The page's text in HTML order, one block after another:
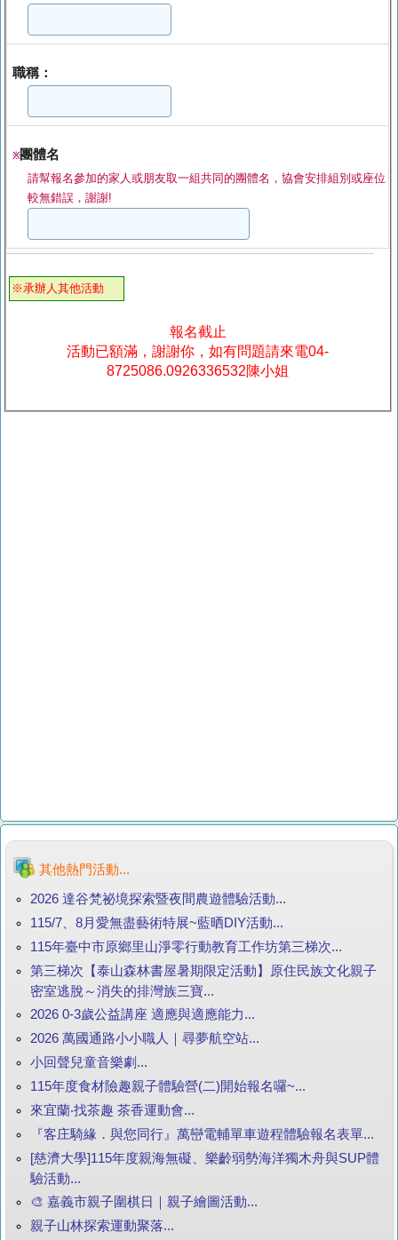
職稱：
※團體名
請幫報名參加的家人或朋友取一組共同的團體名，協會安排組別或座位
較無錯誤，謝謝!
※承辦人其他活動
報名截止
活動已額滿，謝謝你，如有問題請來電04-
8725086.0926336532陳小姐
其他熱門活動...
2026 達谷梵祕境探索暨夜間農遊體驗活動...
115/7、8月愛無盡藝術特展~藍晒DIY活動...
115年臺中市原鄉里山淨零行動教育工作坊第三梯次...
第三梯次【泰山森林書屋暑期限定活動】原住民族文化親子
密室逃脫～消失的排灣族三寶...
2026 0-3歲公益講座 適應與適應能力...
2026 萬國通路小小職人｜尋夢航空站...
小回聲兒童音樂劇...
115年度食材險趣親子體驗營(二)開始報名囉~...
來宜蘭‧找茶趣 茶香運動會...
『客庄騎緣．與您同行』萬巒電輔單車遊程體驗報名表單...
[慈濟大學]115年度親海無礙、樂齡弱勢海洋獨木舟與SUP體
驗活動...
🎨 嘉義市親子圍棋日｜親子繪圖活動...
親子山林探索運動聚落...